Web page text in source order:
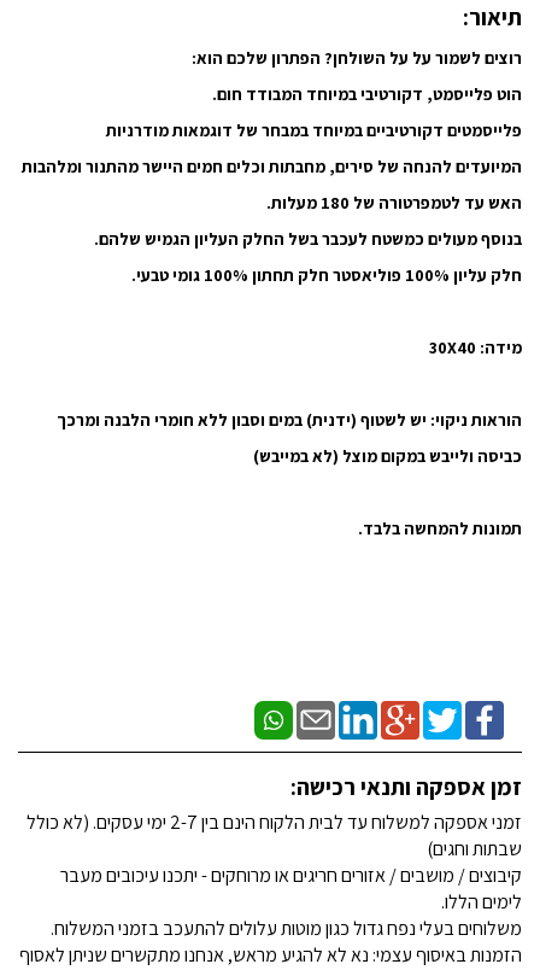
תיאור:
רוצים לשמור על על השולחן? הפתרון שלכם הוא:
הוט פלייסמט, דקורטיבי במיוחד המבודד חום.
פלייסמטים דקורטיביים במיוחד במבחר של דוגמאות מודרניות
המיועדים להנחה של סירים, מחבתות וכלים חמים היישר מהתנור ומלהבות
האש עד לטמפרטורה של 180 מעלות.
בנוסף מעולים כמשטח לעכבר בשל החלק העליון הגמיש שלהם.
חלק עליון 100% פוליאסטר חלק תחתון 100% גומי טבעי.
מידה: 30X40
הוראות ניקוי: יש לשטוף (ידנית) במים וסבון ללא חומרי הלבנה ומרכך
כביסה ולייבש במקום מוצל (לא במייבש)
תמונות להמחשה בלבד.
זמן אספקה ותנאי רכישה:
זמני אספקה למשלוח עד לבית הלקוח הינם בין 2-7 ימי עסקים. (לא כולל
שבתות וחגים)
קיבוצים / מושבים / אזורים חריגים או מרוחקים - יתכנו עיכובים מעבר
לימים הללו.
משלוחים בעלי נפח גדול כגון מוטות עלולים להתעכב בזמני המשלוח.
הזמנות באיסוף עצמי: נא לא להגיע מראש, אנחנו מתקשרים שניתן לאסוף